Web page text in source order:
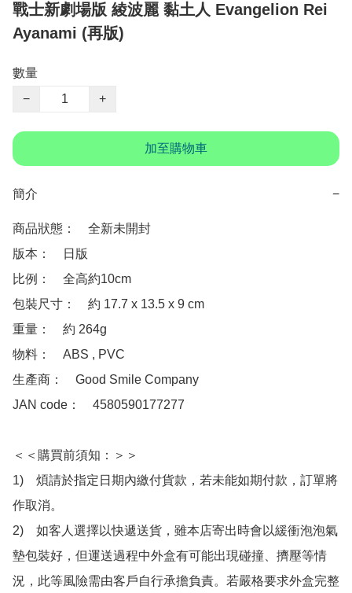
戰士新劇場版 綾波麗 黏土人 Evangelion Rei
Ayanami (再版)
數量
−
+
加至購物車
簡介 −
商品狀態：　全新未開封
版本：　日版
比例：　全高約10cm
包裝尺寸：　約 17.7 x 13.5 x 9 cm
重量：　約 264g
物料：　ABS , PVC
生產商：　Good Smile Company
JAN code：　4580590177277
＜＜購買前須知：＞＞
1)　煩請於指定日期內繳付貨款，若未能如期付款，訂單將
作取消。
2)　如客人選擇以快遞送貨，雖本店寄出時會以緩衝泡泡氣
墊包裝好，但運送過程中外盒有可能出現碰撞、擠壓等情
況，此等風險需由客戶自行承擔負責。若嚴格要求外盒完整